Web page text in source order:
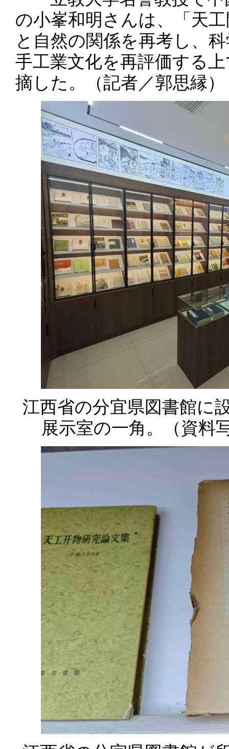
の小峯和明さんは、「天
と自然の関係を再考し、
手工業文化を再評価する
摘した。（記者／郭思縁）
江西省の分宜県図書館に
展示室の一角。（資料